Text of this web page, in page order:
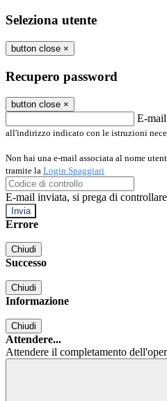
Seleziona utente
button close ×
Recupero password
button close ×
E-mail
all'indirizzo indicato con le istruzioni
Non hai una e-mail associata al nome
tramite la Login Spaggiari
E-mail inviata, si prega di
Errore
Chiudi
Successo
Chiudi
Informazione
Chiudi
Attendere...
Attendere il completamento